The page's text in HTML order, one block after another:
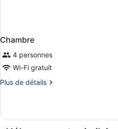
Chambre
4 personnes
Wi-Fi gratuit
Plus de détails
Plus
le